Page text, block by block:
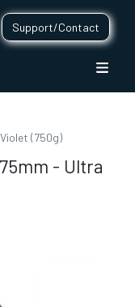
Support/Contact
(750g)
- Ultra